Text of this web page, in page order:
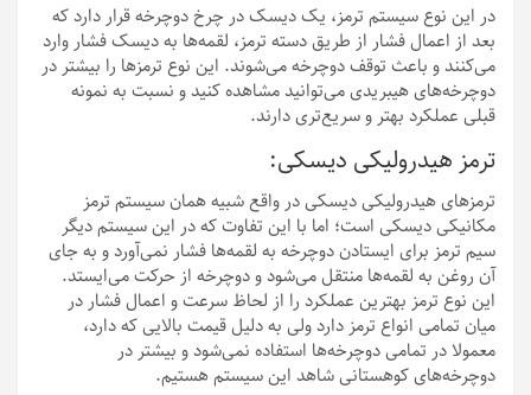
در این نوع سیستم ترمز، یک دیسک در چرخ دوچرخه قرار دارد که
بعد از اعمال فشار از طریق دسته ترمز، لقمه‌ها به دیسک فشار وارد
می‌کنند و باعث توقف دوچرخه می‌شوند. این نوع ترمزها را بیشتر در
دوچرخه‌های هیبریدی می‌توانید مشاهده کنید و نسبت به نمونه
قبلی عملکرد بهتر و سریع‌تری دارند.
ترمز هیدرولیکی دیسکی:
ترمزهای هیدرولیکی دیسکی در واقع شبیه همان سیستم ترمز
مکانیکی دیسکی است؛ اما با این تفاوت که در این سیستم دیگر
سیم ترمز برای ایستادن دوچرخه به لقمه‌ها فشار نمی‌آورد و به جای
آن روغن به لقمه‌ها منتقل می‌شود و دوچرخه از حرکت می‌ایستد.
این نوع ترمز بهترین عملکرد را از لحاظ سرعت و اعمال فشار در
میان تمامی انواع ترمز دارد ولی به دلیل قیمت بالایی که دارد،
معمولا در تمامی دوچرخه‌ها استفاده نمی‌شود و بیشتر در
دوچرخه‌های کوهستانی شاهد این سیستم هستیم.